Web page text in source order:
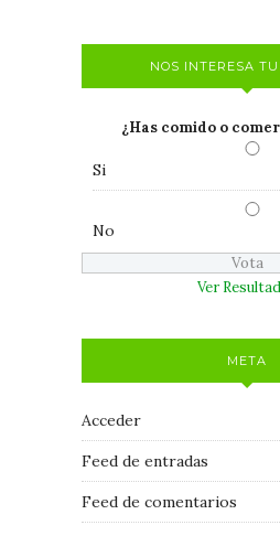
NOS INTERESA
¿Has comido o
Si
No
Ver
META
Acceder
Feed de entradas
Feed de comentarios